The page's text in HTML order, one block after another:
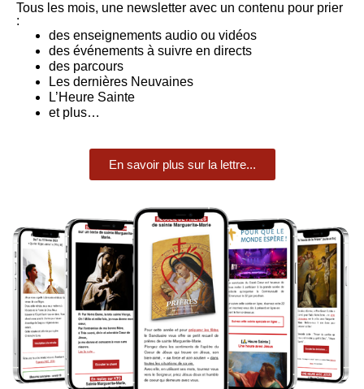
Tous les mois, une newsletter avec un contenu pour prier
:
des enseignements audio ou vidéos
des événements à suivre en directs
des parcours
Les dernières Neuvaines
L’Heure Sainte
et plus…
En savoir plus sur la lettre...